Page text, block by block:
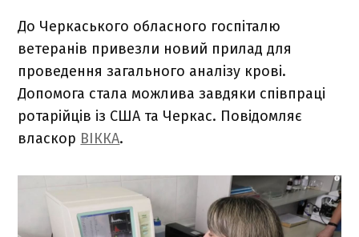
До Черкаського обласного госпіталю
ветеранів привезли новий прилад для
проведення загального аналізу крові.
Допомога стала можлива завдяки співпраці
ротарійців із США та Черкас. Повідомляє
власкор ВІККА.